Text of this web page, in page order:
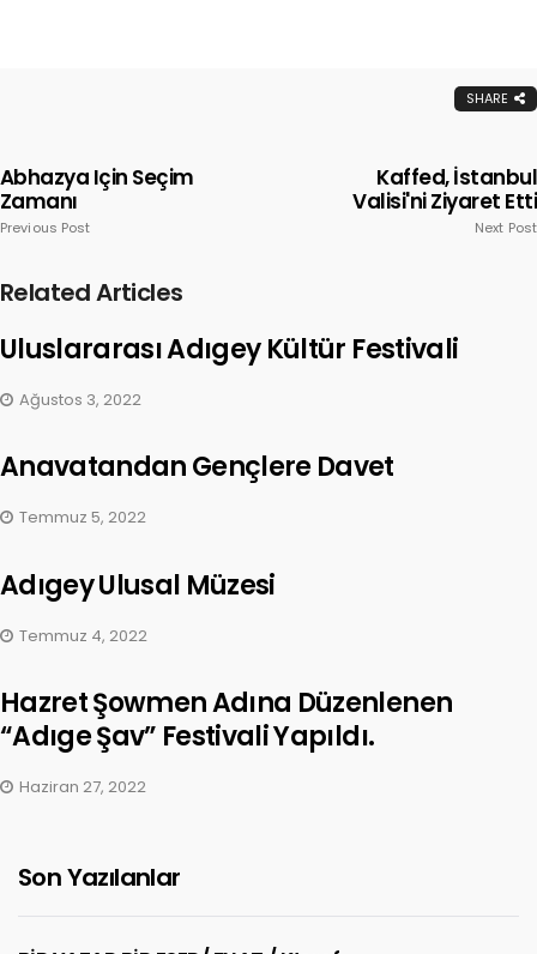
SHARE
Abhazya Için Seçim
Zamanı
Previous Post
Kaffed, İstanbul
Valisi'ni Ziyaret Etti
Next Post
Related Articles
Uluslararası Adıgey Kültür Festivali
Ağustos 3, 2022
Anavatandan Gençlere Davet
Temmuz 5, 2022
Adıgey Ulusal Müzesi
Temmuz 4, 2022
Hazret Şowmen Adına Düzenlenen
“Adıge Şav” Festivali Yapıldı.
Haziran 27, 2022
Son Yazılanlar